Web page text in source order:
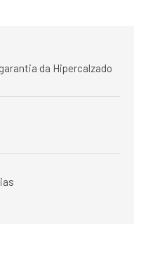
da Hipercalzado